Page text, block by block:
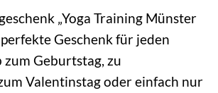
„Yoga Training Münster
perfekte Geschenk für jeden
zum Geburtstag, zu
Valentinstag oder einfach nur